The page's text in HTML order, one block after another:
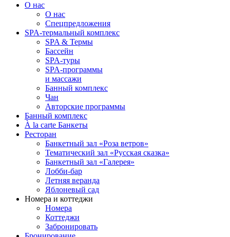
О нас
О нас
Спецпредложения
SPA-термальный комплекс
SPA & Термы
Бассейн
SPA-туры
SPA-программы
и массажи
Банный комплекс
Чан
Авторские программы
Банный комплекс
À la carte Банкеты
Ресторан
Банкетный зал «Роза ветров»
Тематический зал «Русская сказка»
Банкетный зал «Галерея»
Лобби-бар
Летняя веранда
Яблоневый сад
Номера и коттеджи
Номера
Коттеджи
Забронировать